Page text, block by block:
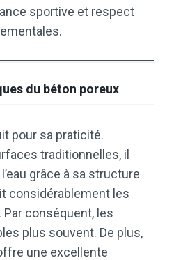
sportive et respect
du béton poreux
pour sa praticité.
traditionnelles, il
grâce à sa structure
considérablement les
conséquent, les
plus souvent. De plus,
une excellente